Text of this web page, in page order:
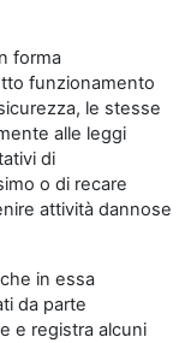
forma
funzionamento
le stesse
alle leggi
di
o di recare
attività dannose
in essa
da parte
e registra alcuni